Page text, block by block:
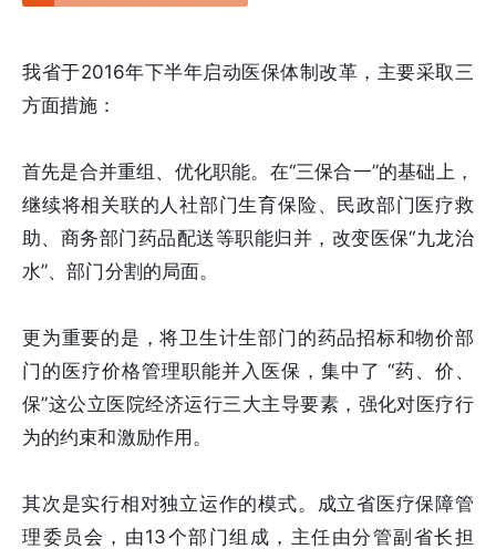
我省于2016年下半年启动医保体制改革，主要采取三
方面措施：
首先是合并重组、优化职能。在“三保合一”的基础上，
继续将相关联的人社部门生育保险、民政部门医疗救
助、商务部门药品配送等职能归并，改变医保“九龙治
水”、部门分割的局面。
更为重要的是，将卫生计生部门的药品招标和物价部
门的医疗价格管理职能并入医保，集中了 “药、价、
保”这公立医院经济运行三大主导要素，强化对医疗行
为的约束和激励作用。
其次是实行相对独立运作的模式。成立省医疗保障管
理委员会，由13个部门组成，主任由分管副省长担